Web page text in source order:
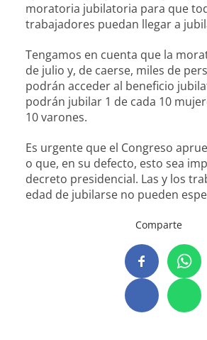
moratoria jubilatoria para que
trabajadores puedan llegar a
Tengamos en cuenta que la
de julio y, de caerse, miles de
podrán acceder al beneficio
podrán jubilar 1 de cada 10
10 varones.
Es urgente que el Congreso
o que, en su defecto, esto sea
decreto presidencial. Las y los
edad de jubilarse no pueden
Comparte